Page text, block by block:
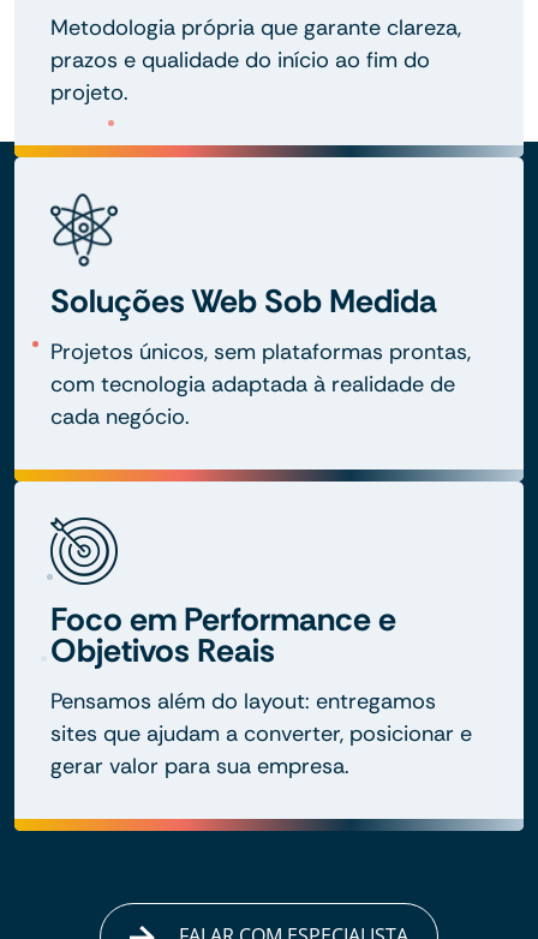
Metodologia própria que garante clareza,
prazos e qualidade do início ao fim do
projeto.
Soluções Web Sob Medida
Projetos únicos, sem plataformas prontas,
com tecnologia adaptada à realidade de
cada negócio.
Foco em Performance e
Objetivos Reais
Pensamos além do layout: entregamos
sites que ajudam a converter, posicionar e
gerar valor para sua empresa.